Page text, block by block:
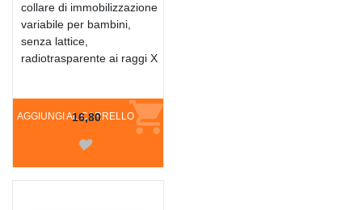
collare di immobilizzazione
variabile per bambini,
senza lattice,
radiotrasparente ai raggi X
AGGIUNGI AL CARRELLO
16,80